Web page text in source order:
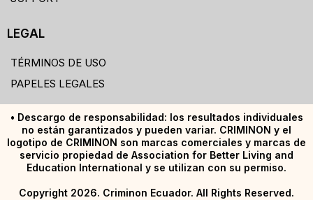
LEGAL
TÉRMINOS DE USO
PAPELES LEGALES
• Descargo de responsabilidad: los resultados individuales
no están garantizados y pueden variar. CRIMINON y el
logotipo de CRIMINON son marcas comerciales y marcas de
servicio propiedad de Association for Better Living and
Education International y se utilizan con su permiso.
Copyright 2026. Criminon Ecuador. All Rights Reserved.